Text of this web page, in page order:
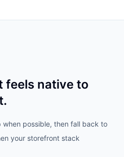
feels native to
possible, then fall back to
your storefront stack